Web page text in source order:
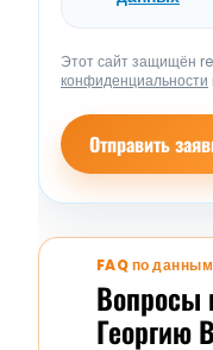
Этот сайт защищён
конфиденциальности
Отправить
FAQ по
Вопросы
Георгию